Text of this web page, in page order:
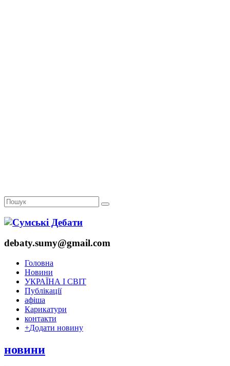
debaty.sumy@gmail.com
Головна
Новини
УКРАЇНА І СВІТ
Публікації
афіша
Карикатури
контакти
+Додати новину
новини